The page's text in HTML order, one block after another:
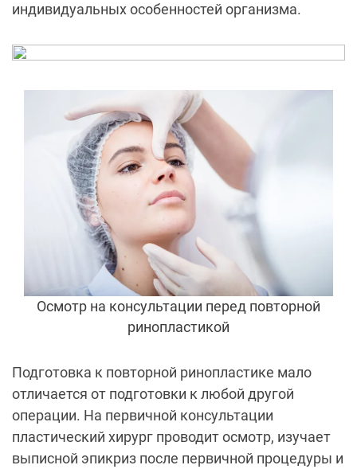
индивидуальных особенностей организма.
Осмотр на консультации перед повторной
ринопластикой
Подготовка к повторной ринопластике мало
отличается от подготовки к любой другой
операции. На первичной консультации
пластический хирург проводит осмотр, изучает
выписной эпикриз после первичной процедуры и